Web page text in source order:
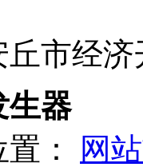
丘市经
生器
：
网